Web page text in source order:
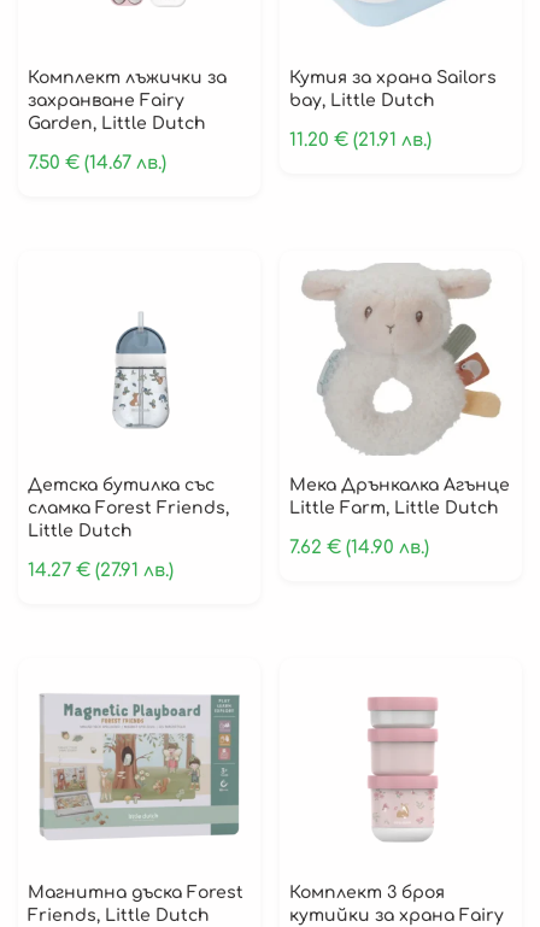
Комплект лъжички за
захранване Fairy
Garden, Little Dutch
7.50 € (14.67 лв.)
Кутия за храна Sailors
bay, Little Dutch
11.20€ (21.91 лв.)
Детска бутилка със
сламка Forest Friends,
Little Dutch
14.27 € (27.91 лв.)
Мека Дрънкалка Агънце
Little Farm, Little Dutch
7.62€ (14.90 лв.)
Магнитна дъска Forest
Friends, Little Dutch
Комплект 3 броя
кутийки за храна Fairy